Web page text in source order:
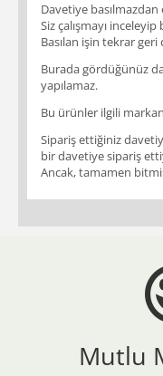
Davetiye
Siz çalışmayı
Basılan işin tekrar
Burada gördüğünüz
yapılamaz.
Bu ürünler ilgili
Sipariş ettiğiniz
bir davetiye sipariş
Ancak, tamamen
Mutlu